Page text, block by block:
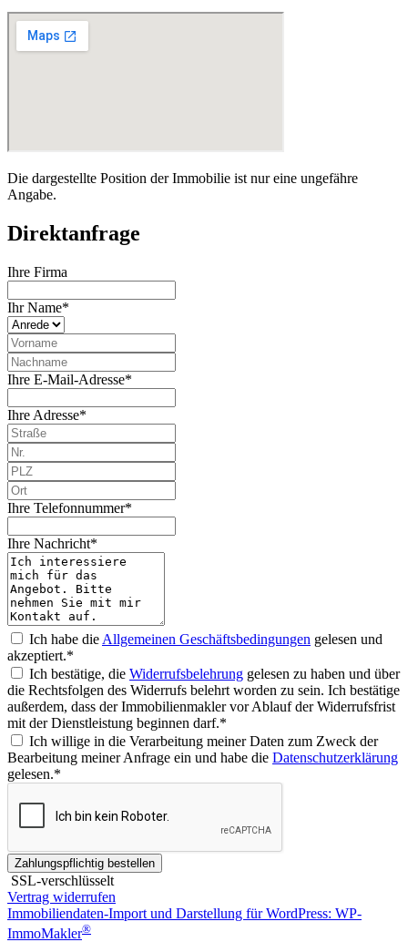
Die dargestellte Position der Immobilie ist nur eine ungefähre
Angabe.
Direktanfrage
Ihre Firma
Ihr Name*
Ihre E-Mail-Adresse*
Ihre Adresse*
Ihre Telefonnummer*
Ihre Nachricht*
Ich habe die Allgemeinen Geschäftsbedingungen gelesen und
akzeptiert.*
Ich bestätige, die Widerrufsbelehrung gelesen zu haben und über
die Rechtsfolgen des Widerrufs belehrt worden zu sein. Ich bestätige
außerdem, dass der Immobilienmakler vor Ablauf der Widerrufsfrist
mit der Dienstleistung beginnen darf.*
Ich willige in die Verarbeitung meiner Daten zum Zweck der
Bearbeitung meiner Anfrage ein und habe die Datenschutzerklärung
gelesen.*
Zahlungspflichtig bestellen
SSL-verschlüsselt
Vertrag widerrufen
Immobiliendaten-Import und Darstellung für WordPress: WP-
ImmoMakler®